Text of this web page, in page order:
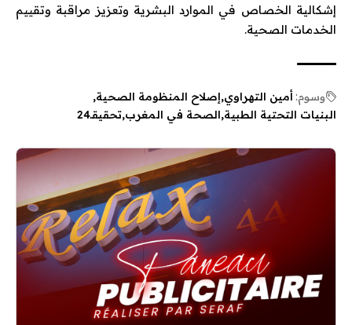
إشكالية الخصاص في الموارد البشرية وتعزيز مراقبة وتقييم
الخدمات الصحية.
وسوم:أمين التهراوي إصلاح المنظومة الصحية
البنيات التحتية الطبية الصحة في المغرب تحقيقـ24